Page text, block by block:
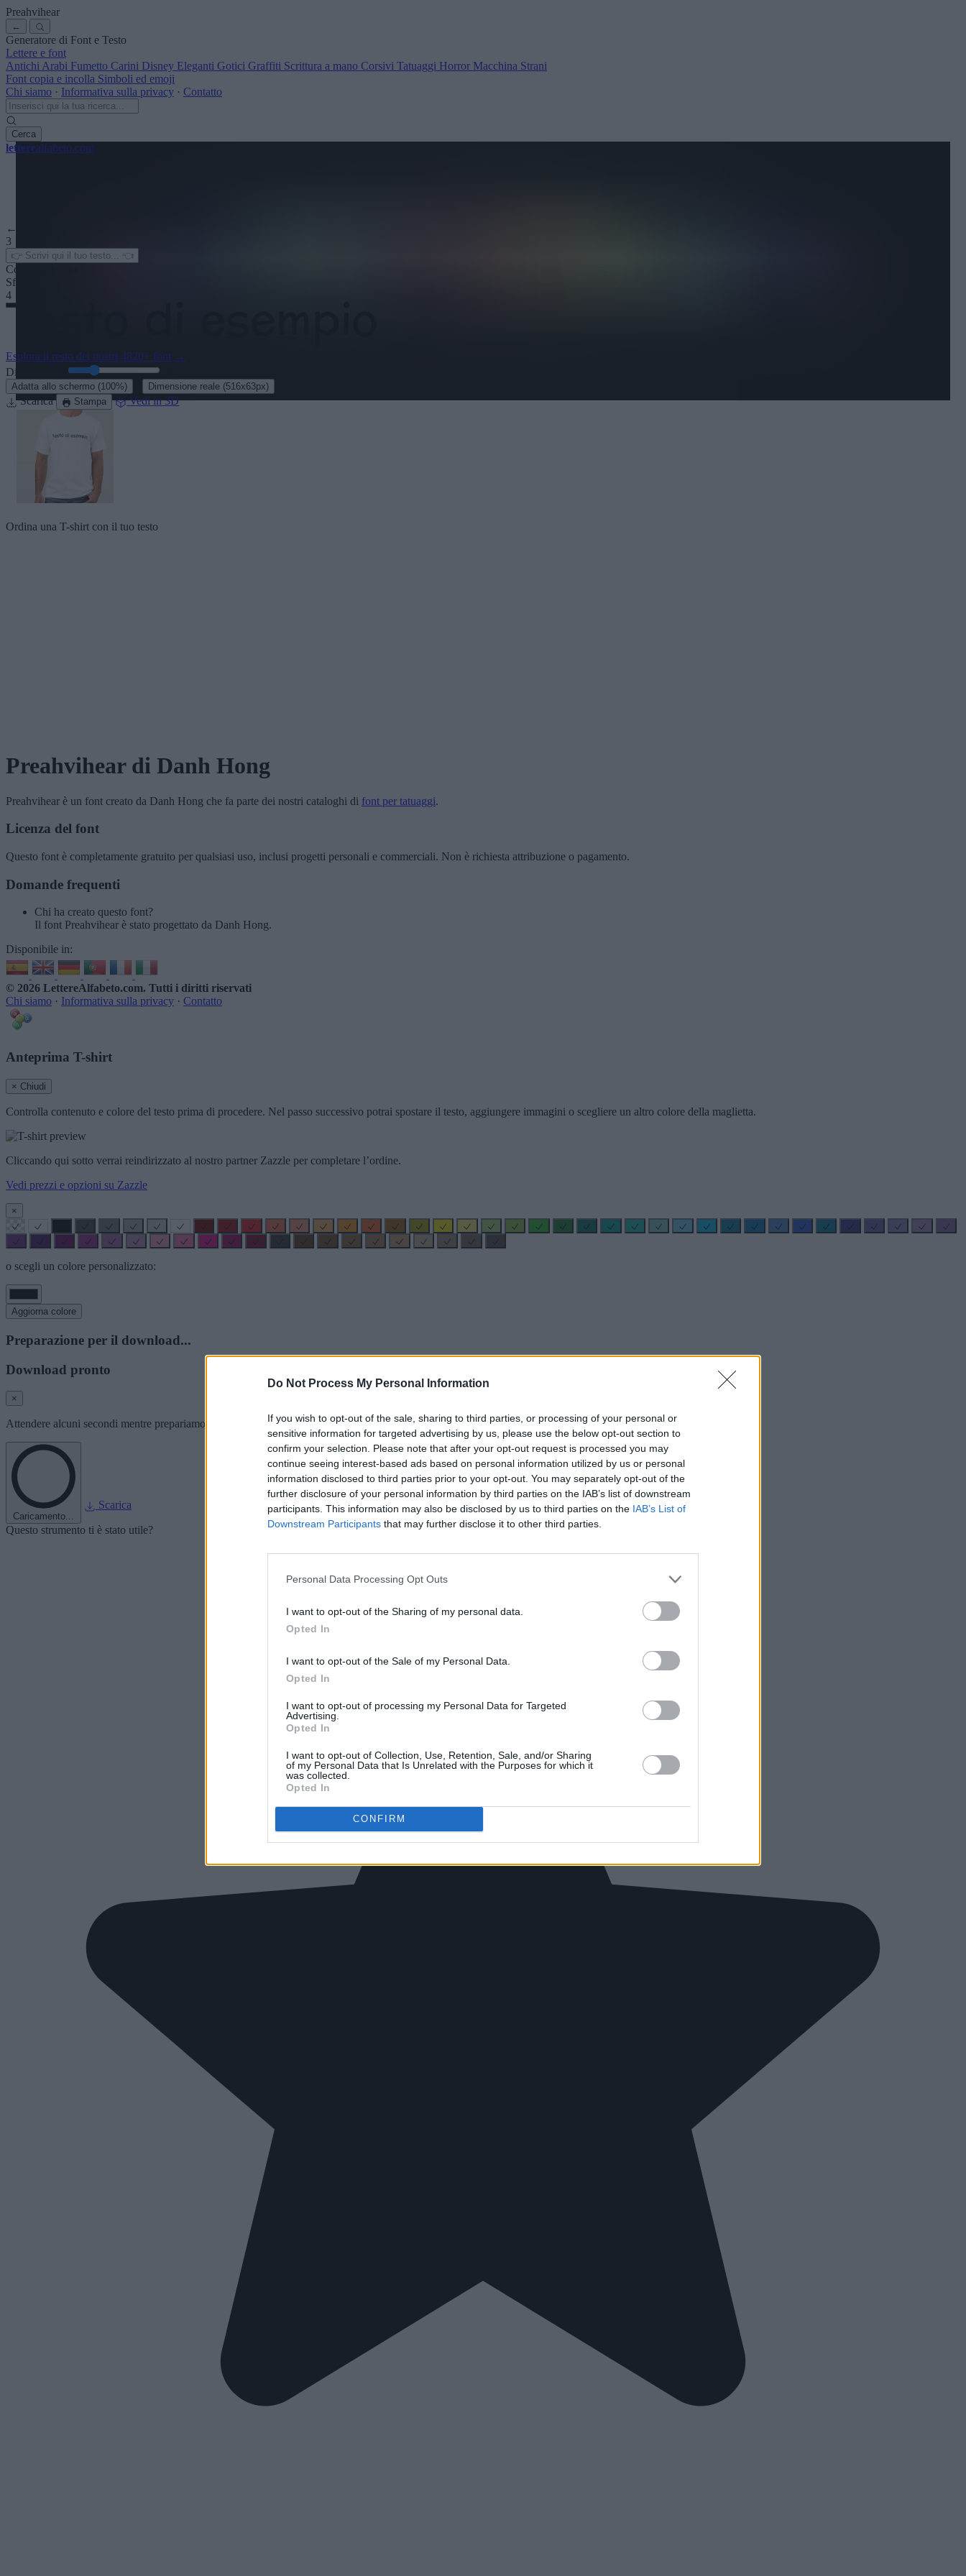
Do Not Process My Personal Information
If you wish to opt-out of the sale, sharing to third parties, or processing of your personal or
sensitive information for targeted advertising by us, please use the below opt-out section to
confirm your selection. Please note that after your opt-out request is processed you may
continue seeing interest-based ads based on personal information utilized by us or personal
information disclosed to third parties prior to your opt-out. You may separately opt-out of the
further disclosure of your personal information by third parties on the IAB’s list of downstream
participants. This information may also be disclosed by us to third parties on the IAB’s List of
Downstream Participants that may further disclose it to other third parties.
Personal Data Processing Opt Outs
I want to opt-out of the Sharing of my personal data.
Opted In
I want to opt-out of the Sale of my Personal Data.
Opted In
I want to opt-out of processing my Personal Data for Targeted
Advertising.
Opted In
I want to opt-out of Collection, Use, Retention, Sale, and/or Sharing
of my Personal Data that Is Unrelated with the Purposes for which it
was collected.
Opted In
CONFIRM
Preahvihear
←
Generatore di Font e Testo
Lettere e font
Antichi Arabi Fumetto Carini Disney Eleganti Gotici Graffiti Scrittura a mano Corsivi Tatuaggi Horror Macchina Strani
Font copia e incolla Simboli ed emoji
Chi siamo · Informativa sulla privacy · Contatto
Cerca
letterealfabeto.com
← Vedi altri
3
Colore del testo
Sfondo
4
Esplora il resto dei nostri 4820+ font →
Dimensione:
Adatta allo schermo (100%) Dimensione reale (516x63px)
Scarica Stampa Vedi in 3D
Ordina una T-shirt con il tuo testo
Preahviheardi Danh Hong
Preahvihear è un font creato da Danh Hong che fa parte dei nostri cataloghi di font per tatuaggi.
Licenza del font
Questo font è completamente gratuito per qualsiasi uso, inclusi progetti personali e commerciali. Non è richiesta attribuzione o pagamento.
Domande frequenti
Chi ha creato questo font?
Il font Preahvihear è stato progettato da Danh Hong.
Disponibile in:
© 2026 LettereAlfabeto.com. Tutti i diritti riservati
Chi siamo · Informativa sulla privacy · Contatto
Anteprima T-shirt
× Chiudi
Controlla contenuto e colore del testo prima di procedere. Nel passo successivo potrai spostare il testo, aggiungere immagini o scegliere un altro colore della maglietta.
Cliccando qui sotto verrai reindirizzato al nostro partner Zazzle per completare l’ordine.
Vedi prezzi e opzioni su Zazzle
×
o scegli un colore personalizzato:
Aggiorna colore
Preparazione per il download...
Download pronto
×
Attendere alcuni secondi mentre prepariamo l'immagine del font per il download.
Caricamento...
Scarica
Questo strumento ti è stato utile?